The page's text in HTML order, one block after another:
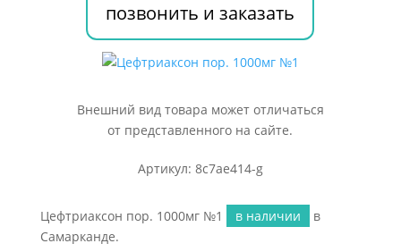
позвонить и заказать
Внешний вид товара может отличаться
от представленного на сайте.
Артикул: 8c7ae414-g
Цефтриаксон пор. 1000мг №1 в наличии
в
Самарканде.